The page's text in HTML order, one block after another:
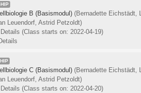
B (Basismodul) (Bernadette Eichstädt,
Leuendorf, Astrid Petzoldt)
(Class starts on: 2022-04-19)
C (Basismodul) (Bernadette Eichstädt,
Leuendorf, Astrid Petzoldt)
(Class starts on: 2022-04-20)